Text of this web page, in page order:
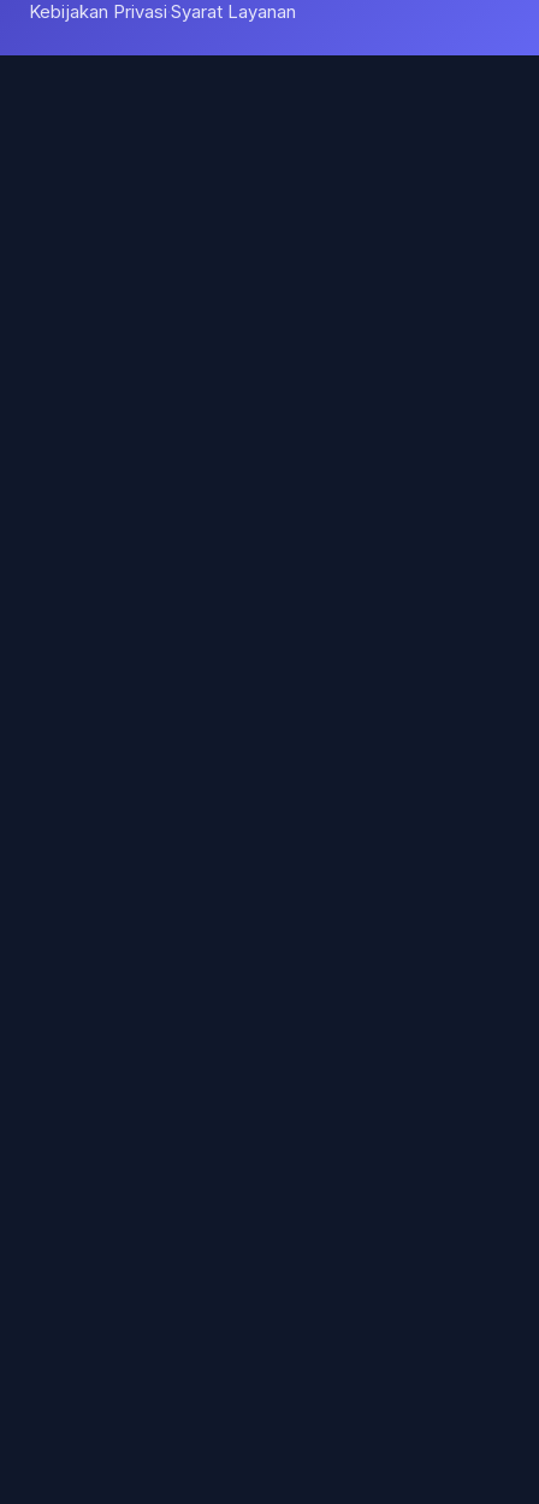
Kebijakan Privasi·Syarat Layanan